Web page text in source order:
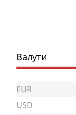
Валути
EUR
USD